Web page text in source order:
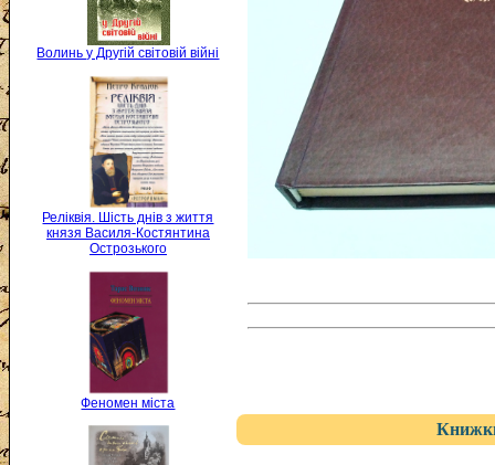
Волинь у Другій світовій війні
Реліквія. Шість днів з життя
князя Василя-Костянтина
Острозького
Феномен міста